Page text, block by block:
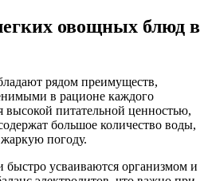
овощных блюд в
рядом преимуществ,
в рационе каждого
высокой питательной ценностью,
большое количество воды,
погоду.
усваиваются организмом и